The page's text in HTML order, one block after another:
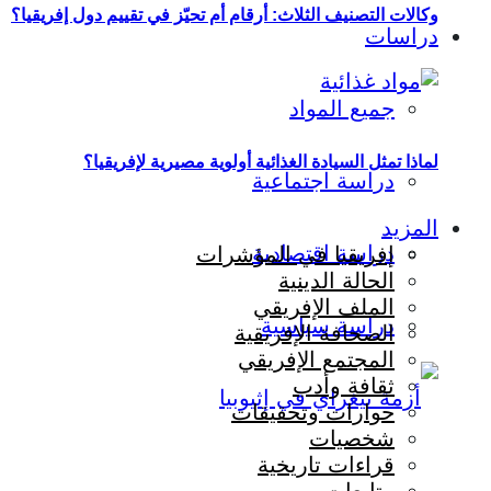
دراسات
جميع المواد
دراسة اجتماعية
دراسة اقتصادية
دراسة سياسية
وكالات التصنيف الثلاث: أرقام أم تحيّز في تقييم دول إفريقيا؟
لماذا تمثل السيادة الغذائية أولوية مصيرية لإفريقيا؟
المزيد
إفريقيا في المؤشرات
الحالة الدينية
الملف الإفريقي
الصحافة الإفريقية
المجتمع الإفريقي
ثقافة وأدب
حوارات وتحقيقات
شخصيات
قراءات تاريخية